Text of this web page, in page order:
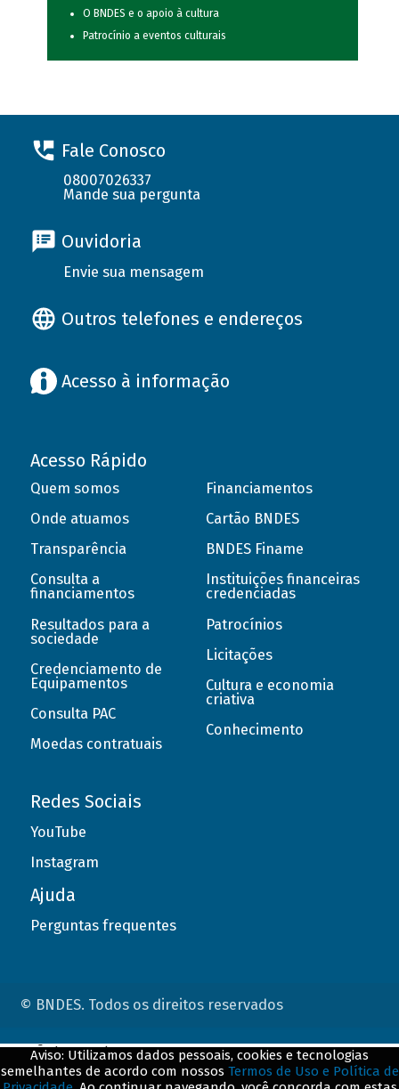
O BNDES e o apoio à cultura
Patrocínio a eventos culturais
Fale Conosco
08007026337
Mande sua pergunta
Ouvidoria
Envie sua mensagem
Outros telefones e endereços
Acesso à informação
Acesso Rápido
Quem somos
Onde atuamos
Transparência
Consulta a
financiamentos
Resultados para a
sociedade
Credenciamento de
Equipamentos
Consulta PAC
Moedas contratuais
Financiamentos
Cartão BNDES
BNDES Finame
Instituições financeiras
credenciadas
Patrocínios
Licitações
Cultura e economia
criativa
Conhecimento
Redes Sociais
YouTube
Instagram
Ajuda
Perguntas frequentes
© BNDES. Todos os direitos reservados
Aviso: Utilizamos dados pessoais, cookies e tecnologias
semelhantes de acordo com nossos Termos de Uso e Política de
ConteÃºdo complementar
${title}${badge}